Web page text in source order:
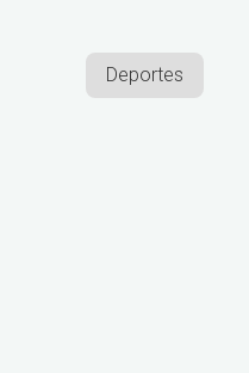
Deportes